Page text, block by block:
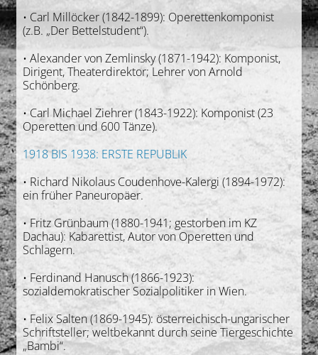
• Carl Millöcker (1842-1899): Operettenkomponist
(z.B. „Der Bettelstudent“).
• Alexander von Zemlinsky (1871-1942): Komponist,
Dirigent, Theaterdirektor; Lehrer von Arnold
Schönberg.
• Carl Michael Ziehrer (1843-1922): Komponist (23
Operetten und 600 Tänze).
1918 BIS 1938: ERSTE REPUBLIK
• Richard Nikolaus Coudenhove-Kalergi (1894-1972):
ein früher Paneuropäer.
• Fritz Grünbaum (1880-1941; gestorben im KZ
Dachau): Kabarettist, Autor von Operetten und
Schlagern.
• Ferdinand Hanusch (1866-1923):
sozialdemokratischer Sozialpolitiker in Wien.
• Felix Salten (1869-1945): österreichisch-ungarischer
Schriftsteller; weltbekannt durch seine Tiergeschichte
„Bambi“.